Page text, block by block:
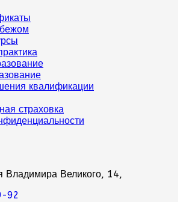
квалификации
страховка
Владимира Великого, 14,
92